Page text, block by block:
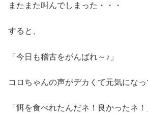
またまた叫んでしまった・・・
すると、
「今日も稽古をがんばれ～♪」
コロちゃんの声がデカくて元気になっ
「餌を食べれたんだネ！良かったネ！